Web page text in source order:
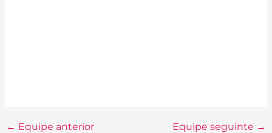
← Equipe anterior Equipe seguinte →